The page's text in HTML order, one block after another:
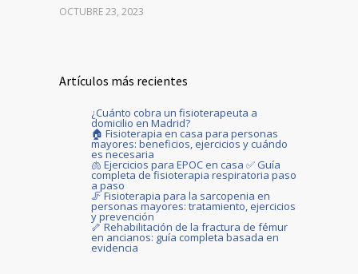
OCTUBRE 23, 2023
Artículos más recientes
¿Cuánto cobra un fisioterapeuta a
domicilio en Madrid?
🏠 Fisioterapia en casa para personas
mayores: beneficios, ejercicios y cuándo
es necesaria
🫁 Ejercicios para EPOC en casa ✅ Guía
completa de fisioterapia respiratoria paso
a paso
🦵 Fisioterapia para la sarcopenia en
personas mayores: tratamiento, ejercicios
y prevención
🦴 Rehabilitación de la fractura de fémur
en ancianos: guía completa basada en
evidencia